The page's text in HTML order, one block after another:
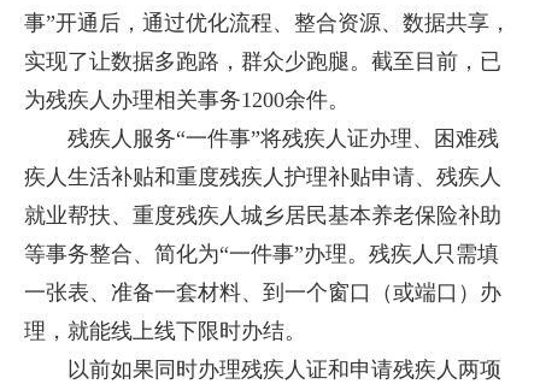
事”开通后，通过优化流程、整合资源、数据共享，
实现了让数据多跑路，群众少跑腿。截至目前，已
为残疾人办理相关事务1200余件。
残疾人服务“一件事”将残疾人证办理、困难残
疾人生活补贴和重度残疾人护理补贴申请、残疾人
就业帮扶、重度残疾人城乡居民基本养老保险补助
等事务整合、简化为“一件事”办理。残疾人只需填
一张表、准备一套材料、到一个窗口（或端口）办
理，就能线上线下限时办结。
以前如果同时办理残疾人证和申请残疾人两项